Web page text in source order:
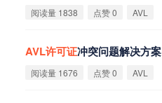
阅读量 1838 点赞 0 AVL
AVL许可证冲突问题解决方案
阅读量 1676 点赞 0 AVL